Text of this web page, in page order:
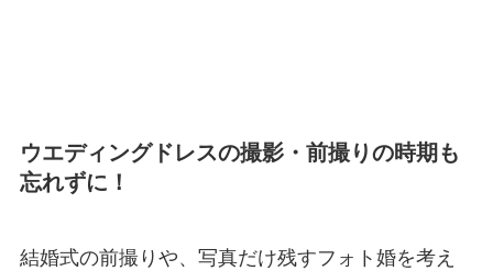
ウエディングドレスの撮影・前撮りの時期も
忘れずに！
結婚式の前撮りや、写真だけ残すフォト婚を考え